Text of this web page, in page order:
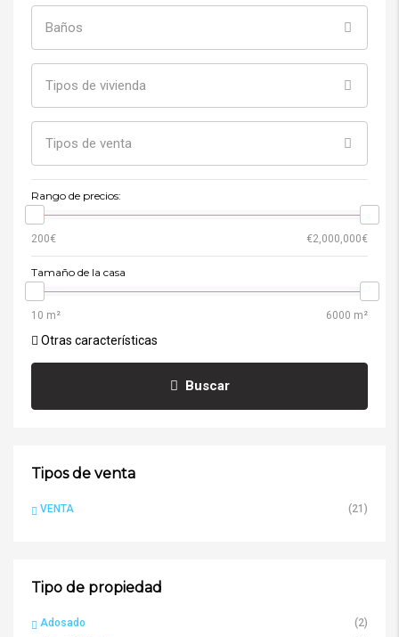
Baños
Tipos de vivienda
Tipos de venta
Rango de precios:
Tamaño de la casa
Otras características
Buscar
Tipos de venta
VENTA (21)
Tipo de propiedad
Adosado
(2)